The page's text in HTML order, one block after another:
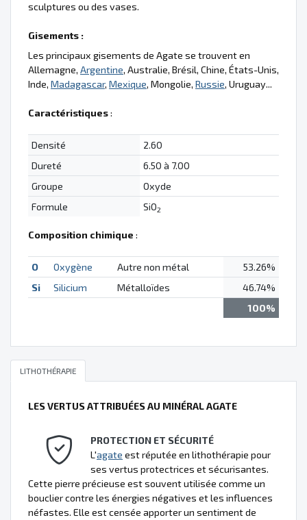
sculptures ou des vases.
Gisements :
Les principaux gisements de Agate se trouvent en
Allemagne, Argentine, Australie, Brésil, Chine, États-Unis,
Inde, Madagascar, Mexique, Mongolie, Russie, Uruguay...
Caractéristiques:
Densité
2.60
Dureté
6.50 à 7.00
Groupe
Oxyde
Formule
SiO2
Composition chimique :
O Oxygène Autre non métal
53.26%
Si
Silicium Métalloïdes
46.74%
100%
LITHOTHÉRAPIE
LES VERTUS ATTRIBUÉES AU MINÉRAL AGATE
PROTECTION ET SÉCURITÉ
L'agate est réputée en lithothérapie pour
ses vertus protectrices et sécurisantes.
Cette pierre précieuse est souvent utilisée comme un
bouclier contre les énergies négatives et les influences
néfastes. Elle est censée apporter un sentiment de